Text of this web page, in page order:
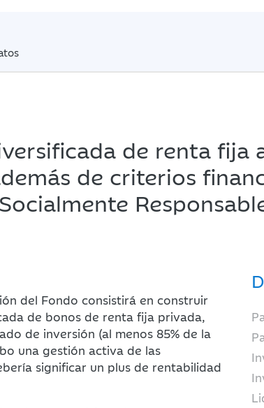
de renta fija
de criterios
del Fondo consistirá en construir
de bonos de renta fija privada,
de inversión (al menos 85% de la
una gestión activa de las
significar un plus de rentabilidad